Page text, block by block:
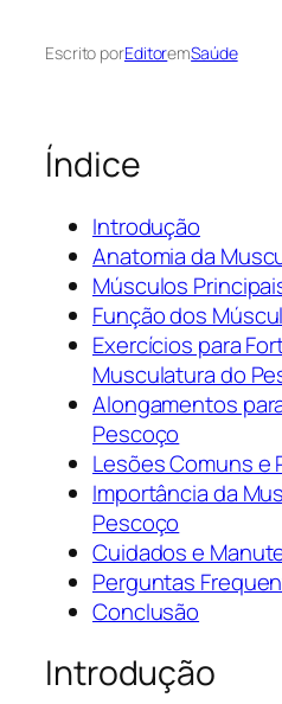
Escrito porEditoremSaúde
Índice
Introdução
Anatomia da
Músculos
Função dos
Exercícios para
Musculatura do
Alongamentos
Pescoço
Lesões Comuns e
Importância da
Pescoço
Cuidados e
Perguntas
Conclusão
Introdução